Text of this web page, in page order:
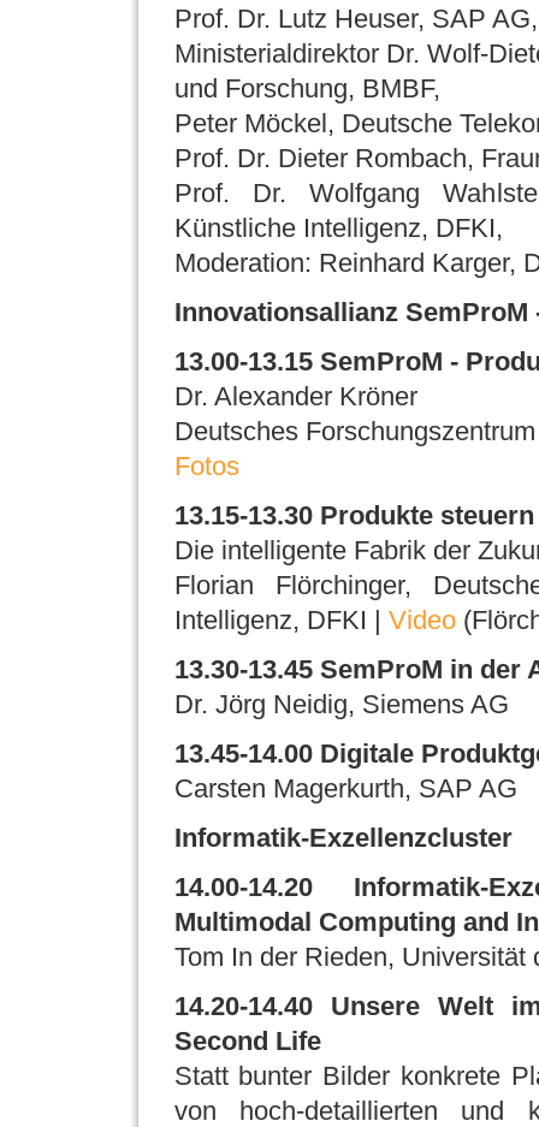
Prof. Dr. Lutz Heuser, SAP AG,
Ministerialdirektor Dr. Wolf-
und Forschung, BMBF,
Peter Möckel, Deutsche
Prof. Dr. Dieter Rombach,
Prof. Dr. Wolfgang
Künstliche Intelligenz, DFKI,
Moderation: Reinhard Karger,
Innovationsallianz
13.00-13.15 SemProM -
Dr. Alexander Kröner
Deutsches
Fotos
13.15-13.30 Produkte
Die intelligente Fabrik der
Florian Flörchinger,
Intelligenz, DFKI | Video
13.30-13.45 SemProM in der
Dr. Jörg Neidig, Siemens AG
13.45-14.00 Digitale
Carsten Magerkurth, SAP AG
Informatik-Exzellenzcluster
14.00-14.20 Informatik-
Multimodal Computing and
Tom In der Rieden,
14.20-14.40 Unsere Welt
Second Life
Statt bunter Bilder konkrete
von hoch-detaillierten und